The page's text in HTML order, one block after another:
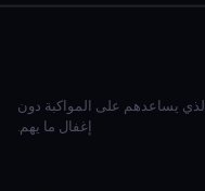
صُمم لمن تتعدد تفاصيل عملهم، وللـ AI الذي يساعدهم على المواكبة دون
إغفال ما يهم.